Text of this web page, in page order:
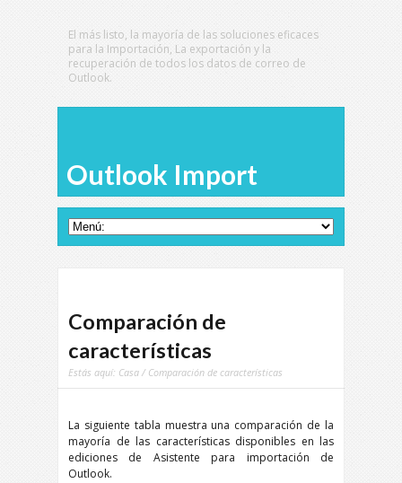
El más listo, la mayoría de las soluciones eficaces
para la Importación, La exportación y la
recuperación de todos los datos de correo de
Outlook.
Outlook Import
Comparación de
características
Estás aquí: Casa / Comparación de características
La siguiente tabla muestra una comparación de la
mayoría de las características disponibles en las
ediciones de Asistente para importación de
Outlook.